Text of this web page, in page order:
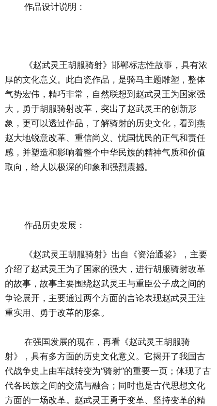
	作品设计说明：
厚的文化意义。此白瓷作品，是骑马主题雕塑，整体
气势宏伟，精巧非常，自然联想到赵武灵王为国家强
大，勇于胡服骑射改革，突出了赵武灵王的创新形
象，更可以透过作品，了解骑射的历史文化，看到燕
赵大地锐意改革、重信尚义、忧国忧民的正气和责任
感，并塑造和影响着整个中华民族的精神气质和价值
取向，给人以极深的印象和强烈震撼。
	作品历史发展：
介绍了赵武灵王为了国家的强大，进行胡服骑射改革
的故事，故事主要围绕赵武灵王与重臣公子成之间的
争论展开，主要通过两个方面的言论表现赵武灵王注
重实用、勇于改革的形象。
射》，具有多方面的历史文化意义。它揭开了我国古
代战争史上由车战转变为“骑射”的重要一页；体现了古
代各民族之间的交流与融合；同时也是古代思想文化
方面的一场改革。赵武灵王勇于变革、坚持变革的精